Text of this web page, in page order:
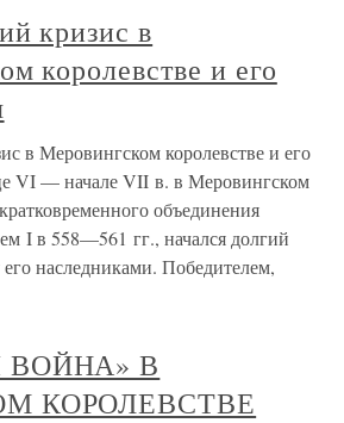
кризис в
королевстве и его
в Меровингском королевстве и его
VI — начале VII в. в Меровингском
объединения
I в 558—561 гг., начался долгий
наследниками. Победителем,
В
КОРОЛЕВСТВЕ